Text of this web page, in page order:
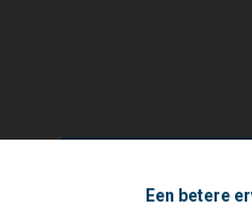
Een betere